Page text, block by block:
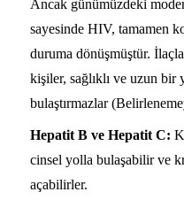
Ancak günümüzdeki
sayesinde HIV, tamamen
duruma dönüşmüştür.
kişiler, sağlıklı ve uzun bir
bulaştırmazlar
Hepatit B ve Hepatit C:
cinsel yolla bulaşabilir ve
açabilirler.